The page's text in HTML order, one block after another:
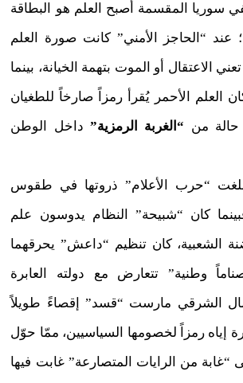
سوريا المقسمة أصبح العلم هو البطاقة
عند “الحاجز الأمني” كانت صورة العلم
الاعتقال أو الموت بتهمة الخيانة، بينما
العلم الأحمر يُقرأ رمزاً صارخاً للطغيان
حالة من “الغربة الرمزية” داخل الوطن
“حرب الأعلام” ذروتها في طقوس
فبينما كان “شبيحة” النظام يدوسون علم
الشعبية، كان تنظيم “داعش” يحرقهما
وطنية” تتعارض مع دولته العابرة
الشرقي مارست “قسد” إقصاءً طويلاً
إياه رمزاً لخصومها السياسيين، ممّا حوّل
“غابة من الرايات المتصارعة” غابت فيها